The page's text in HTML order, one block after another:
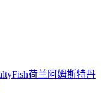
荷兰阿姆斯特丹